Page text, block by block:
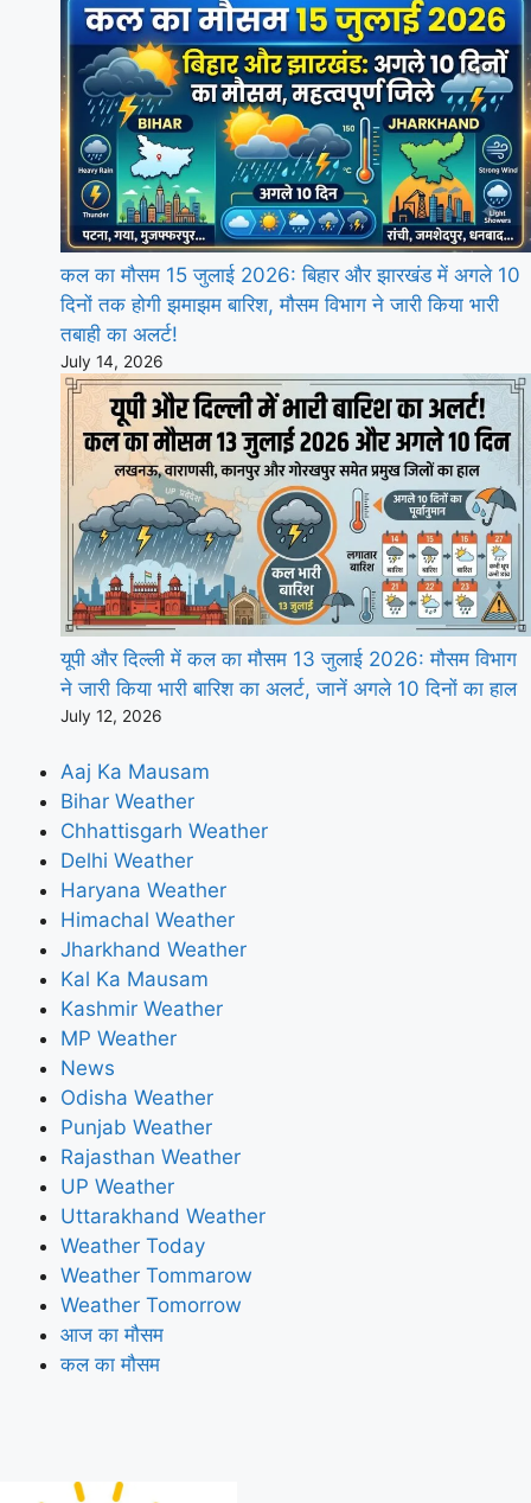
कल का मौसम 15 जुलाई 2026: बिहार और झारखंड में अगले 10
दिनों तक होगी झमाझम बारिश, मौसम विभाग ने जारी किया भारी
तबाही का अलर्ट!
July 14, 2026
यूपी और दिल्ली में कल का मौसम 13 जुलाई 2026: मौसम विभाग
ने जारी किया भारी बारिश का अलर्ट, जानें अगले 10 दिनों का हाल
July 12, 2026
Aaj Ka Mausam
Bihar Weather
Chhattisgarh Weather
Delhi Weather
Haryana Weather
Himachal Weather
Jharkhand Weather
Kal Ka Mausam
Kashmir Weather
MP Weather
News
Odisha Weather
Punjab Weather
Rajasthan Weather
UP Weather
Uttarakhand Weather
Weather Today
Weather Tommarow
Weather Tomorrow
आज का मौसम
कल का मौसम